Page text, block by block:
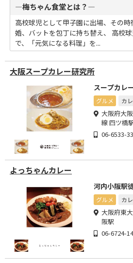
―梅ちゃん食堂とは？―
高校球児として甲子園に出場、その
婚、バットを包丁に持ち替え、 高校
で、「元気になる料理」を...
大阪スープカレー研究所
スープカレ
グルメ カ
大阪府大
線 四ツ橋
06-6533-
よっちゃんカレー
河内小阪駅
グルメ カ
大阪府東
阪駅
06-6724-